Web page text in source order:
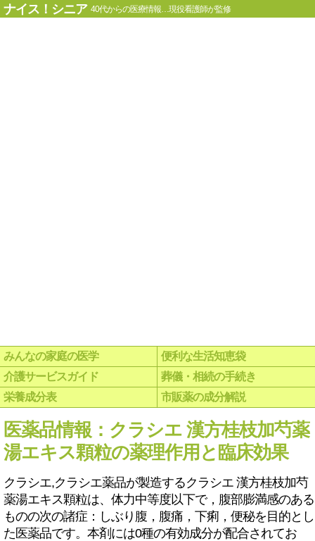
ナイス！シニア 40代からの医療情報…現役看護師が監修
みんなの家庭の医学
便利な生活知恵袋
介護サービスガイド
葬儀・相続の手続き
栄養成分表
市販薬の成分解説
医薬品情報：クラシエ 漢方桂枝加芍薬
湯エキス顆粒の薬理作用と臨床効果
クラシエ,クラシエ薬品が製造するクラシエ 漢方桂枝加芍
薬湯エキス顆粒は、体力中等度以下で，腹部膨満感のある
ものの次の諸症：しぶり腹，腹痛，下痢，便秘を目的とし
た医薬品です。本剤には0種の有効成分が配合されてお